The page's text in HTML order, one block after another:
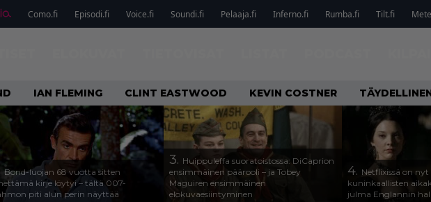
Como.fi Episodi.fi Voice.fi Soundi.fi Pelaaja.fi Inferno.fi Rumba.fi Tilt.fi
IAN FLEMING CLINT EASTWOOD KEVIN COSTNER
Bond-luojan 68 vuotta sitten
kirje löytyi – tältä 007-
piti alun perin näyttää
3. Huippuleffa suoratoistossa: DiCaprion
ensimmäinen päärooli – ja Tobey
Maguiren ensimmäinen
elokuvaesiintyminen
4. Netflixissä on
kuninkaallisten
julma Englannin